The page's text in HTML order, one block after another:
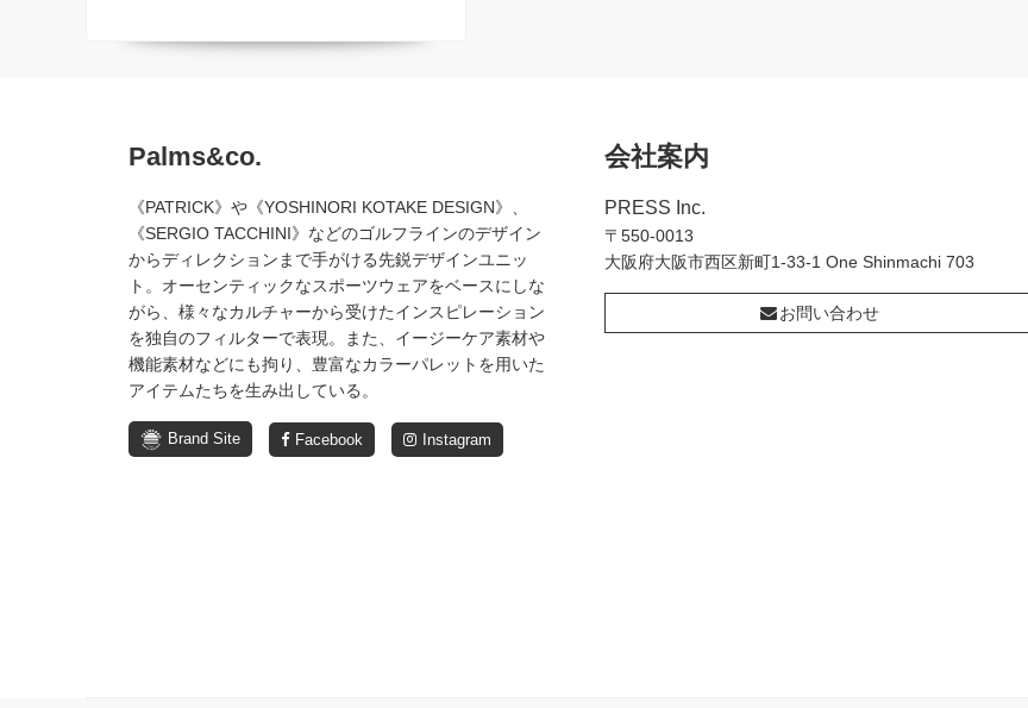
Palms&co.
《PATRICK》や《YOSHINORI KOTAKE DESIGN》、
《SERGIO TACCHINI》などのゴルフラインのデザイン
からディレクションまで手がける先鋭デザインユニッ
ト。オーセンティックなスポーツウェアをベースにしな
がら、様々なカルチャーから受けたインスピレーション
を独自のフィルターで表現。また、イージーケア素材や
機能素材などにも拘り、豊富なカラーパレットを用いた
アイテムたちを生み出している。
Brand Site Facebook Instagram
会社案内
PRESS Inc.
〒550-0013
大阪府大阪市西区新町1-33-1 One Shinmachi 703
お問い合わせ